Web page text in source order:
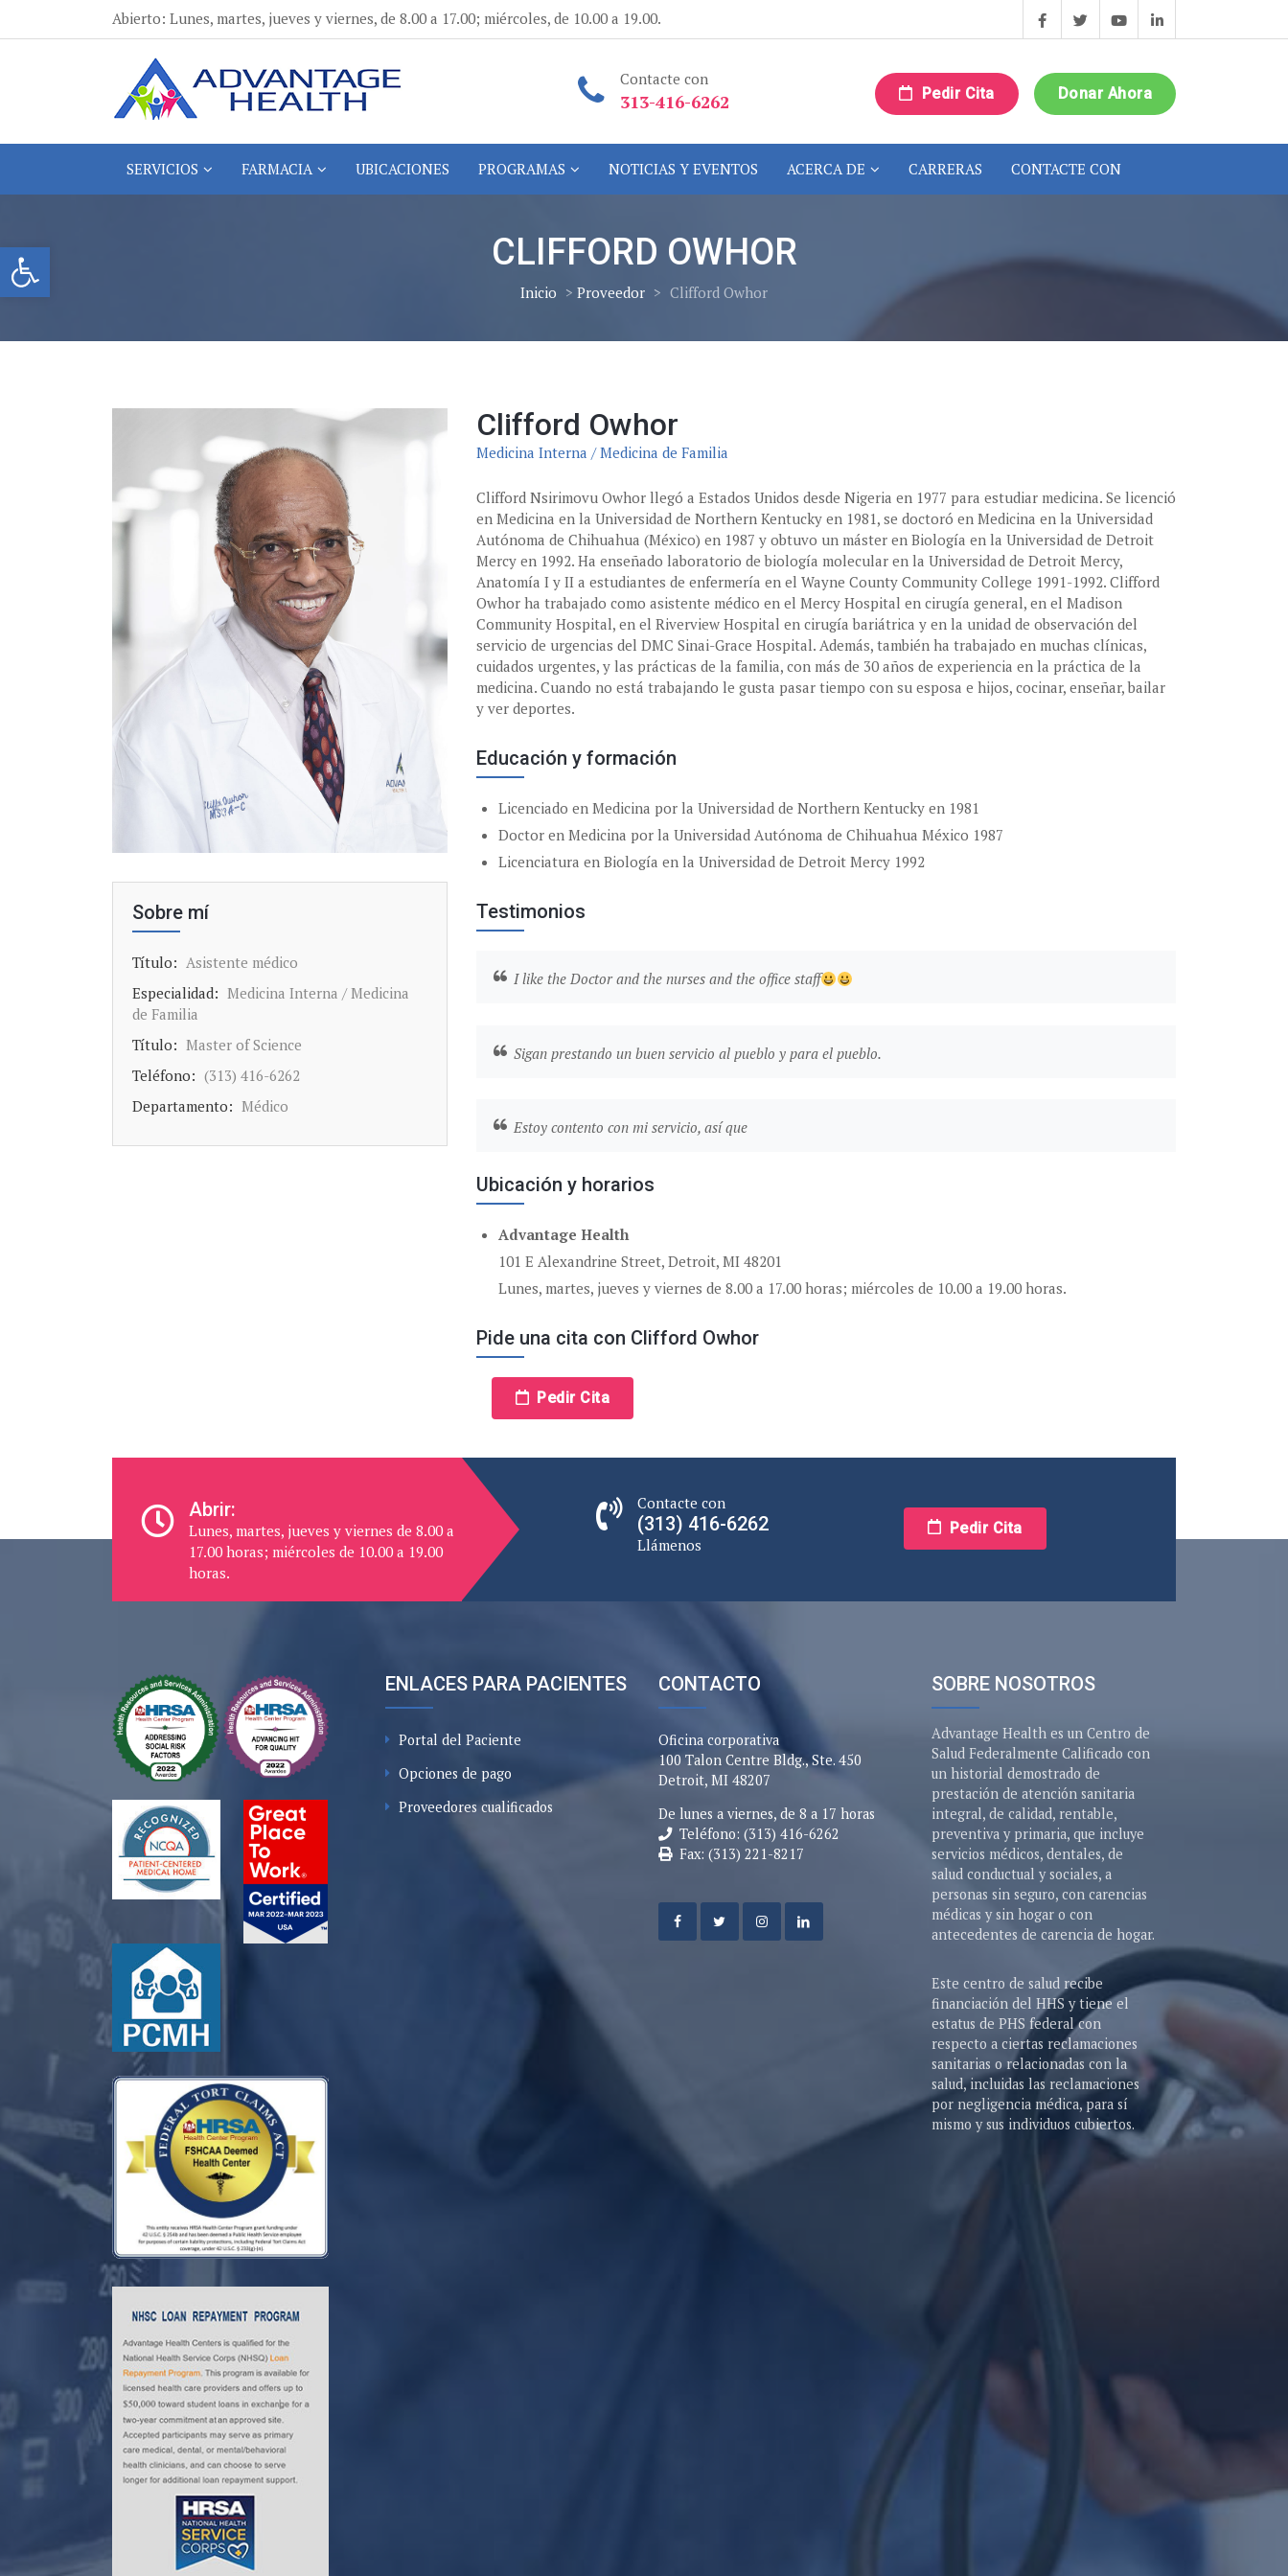
Abrir la barra de herramientas
Abierto: Lunes, martes, jueves y viernes, de 8.00 a 17.00; miércoles, de 10.00 a 19.00.
Contacte con
313-416-6262 Donar Ahora
Pedir Cita
SERVICIOS FARMACIA UBICACIONES PROGRAMAS NOTICIAS Y EVENTOS ACERCA DE CARRERAS CONTACTE CON
CLIFFORD OWHOR
Inicio > Proveedor > Clifford Owhor
Sobre mí
Título: Asistente médico
Especialidad: Medicina Interna / Medicina
de Familia
Título: Master of Science
Teléfono: (313) 416-6262
Departamento: Médico
Clifford Owhor
Medicina Interna / Medicina de Familia
Clifford Nsirimovu Owhor llegó a Estados Unidos desde Nigeria en 1977 para estudiar medicina. Se licenció
en Medicina en la Universidad de Northern Kentucky en 1981, se doctoró en Medicina en la Universidad
Autónoma de Chihuahua (México) en 1987 y obtuvo un máster en Biología en la Universidad de Detroit
Mercy en 1992. Ha enseñado laboratorio de biología molecular en la Universidad de Detroit Mercy,
Anatomía I y II a estudiantes de enfermería en el Wayne County Community College 1991-1992. Clifford
Owhor ha trabajado como asistente médico en el Mercy Hospital en cirugía general, en el Madison
Community Hospital, en el Riverview Hospital en cirugía bariátrica y en la unidad de observación del
servicio de urgencias del DMC Sinai-Grace Hospital. Además, también ha trabajado en muchas clínicas,
cuidados urgentes, y las prácticas de la familia, con más de 30 años de experiencia en la práctica de la
medicina. Cuando no está trabajando le gusta pasar tiempo con su esposa e hijos, cocinar, enseñar, bailar
y ver deportes.
Educación y formación
Licenciado en Medicina por la Universidad de Northern Kentucky en 1981
Doctor en Medicina por la Universidad Autónoma de Chihuahua México 1987
Licenciatura en Biología en la Universidad de Detroit Mercy 1992
Testimonios
I like the Doctor and the nurses and the office staff
Sigan prestando un buen servicio al pueblo y para el pueblo.
Estoy contento con mi servicio, así que
Ubicación y horarios
Advantage Health
101 E Alexandrine Street, Detroit, MI 48201
Lunes, martes, jueves y viernes de 8.00 a 17.00 horas; miércoles de 10.00 a 19.00 horas.
Pide una cita con Clifford Owhor
Pedir Cita
Abrir:
Lunes, martes, jueves y viernes de 8.00 a
17.00 horas; miércoles de 10.00 a 19.00
horas.
Contacte con
(313) 416-6262
Llámenos
Pedir Cita
ENLACES PARA PACIENTES
Portal del Paciente
Opciones de pago
Proveedores cualificados
CONTACTO
Oficina corporativa
100 Talon Centre Bldg., Ste. 450
Detroit, MI 48207
De lunes a viernes, de 8 a 17 horas
Teléfono: (313) 416-6262
Fax: (313) 221-8217
SOBRE NOSOTROS
Advantage Health es un Centro de
Salud Federalmente Calificado con
un historial demostrado de
prestación de atención sanitaria
integral, de calidad, rentable,
preventiva y primaria, que incluye
servicios médicos, dentales, de
salud conductual y sociales, a
personas sin seguro, con carencias
médicas y sin hogar o con
antecedentes de carencia de hogar.
Este centro de salud recibe
financiación del HHS y tiene el
estatus de PHS federal con
respecto a ciertas reclamaciones
sanitarias o relacionadas con la
salud, incluidas las reclamaciones
por negligencia médica, para sí
mismo y sus individuos cubiertos.